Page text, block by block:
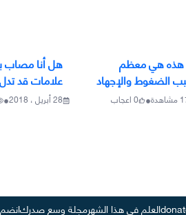
هذه هي معظم
الضغوط والإجهاد
مشاهدة•
0اعجاب
هل أنا مصاب
علامات قد
28 أبريل ، 2018 •
العلم في هذا الشهرمجلة وسع صدركانضم